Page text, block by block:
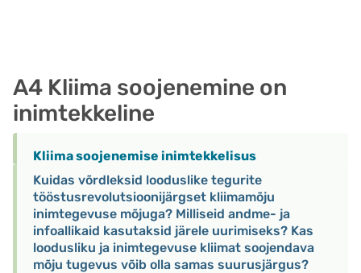
A4 Kliima soojenemine on
inimtekkeline
Kliima soojenemise inimtekkelisus
Kuidas võrdleksid looduslike tegurite
tööstusrevolutsioonijärgset kliimamõju
inimtegevuse mõjuga? Milliseid andme- ja
infoallikaid kasutaksid järele uurimiseks? Kas
loodusliku ja inimtegevuse kliimat soojendava
mõju tugevus võib olla samas suurusjärgus?